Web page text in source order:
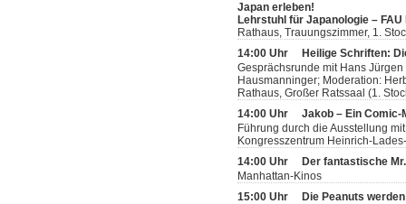
Japan erleben!
Lehrstuhl für Japanologie –
Rathaus, Trauungszimmer, 1.
14:00 Uhr
Heilige Schriften:
Gesprächsrunde mit Hans
Hausmanninger; Moderation:
Rathaus, Großer Ratssaal (1.
14:00 Uhr Jakob – Ein Comic-
Führung durch die Ausstellung
Kongresszentrum Heinrich-
14:00 Uhr
Der fantastische
Manhattan-Kinos
15:00 Uhr
Die Peanuts